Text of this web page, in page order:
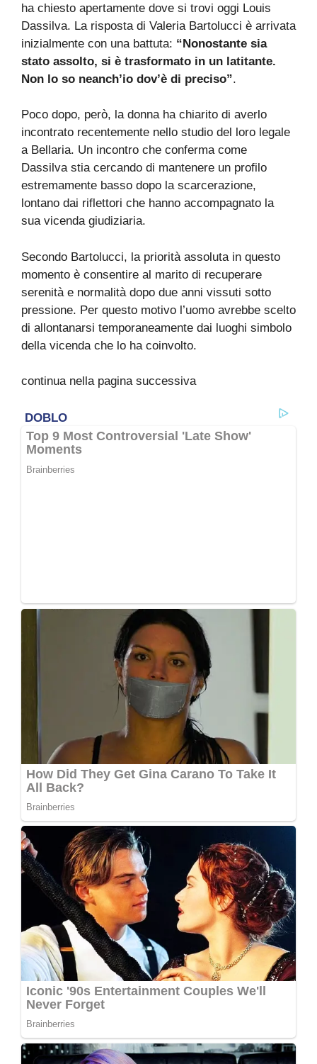
ha chiesto apertamente dove si trovi oggi Louis
Dassilva. La risposta di Valeria Bartolucci è arrivata
inizialmente con una battuta: “Nonostante sia
stato assolto, si è trasformato in un latitante.
Non lo so neanch’io dov’è di preciso”.
Poco dopo, però, la donna ha chiarito di averlo
incontrato recentemente nello studio del loro legale
a Bellaria. Un incontro che conferma come
Dassilva stia cercando di mantenere un profilo
estremamente basso dopo la scarcerazione,
lontano dai riflettori che hanno accompagnato la
sua vicenda giudiziaria.
Secondo Bartolucci, la priorità assoluta in questo
momento è consentire al marito di recuperare
serenità e normalità dopo due anni vissuti sotto
pressione. Per questo motivo l’uomo avrebbe scelto
di allontanarsi temporaneamente dai luoghi simbolo
della vicenda che lo ha coinvolto.
continua nella pagina successiva